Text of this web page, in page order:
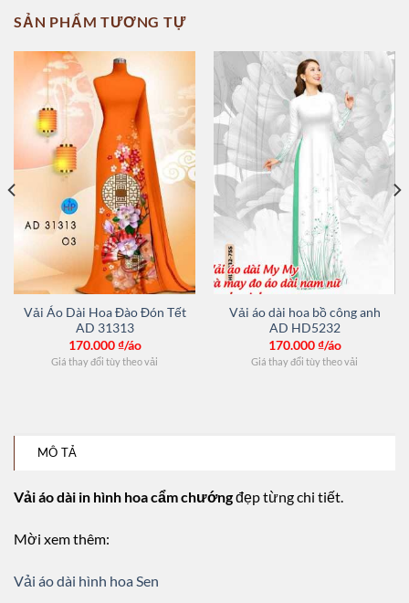
SẢN PHẨM TƯƠNG TỰ
Vải Áo Dài Hoa Đào Đón Tết
AD 31313
170.000₫/áo
Giá thay đổi tùy theo vải
Vải áo dài hoa bồ công anh
AD HD5232
170.000₫/áo
Giá thay đổi tùy theo vải
MÔ TẢ
Vải áo dài in hình hoa cẩm chướngđẹp từng chi tiết.
Mời xem thêm:
Vải áo dài hình hoa Sen